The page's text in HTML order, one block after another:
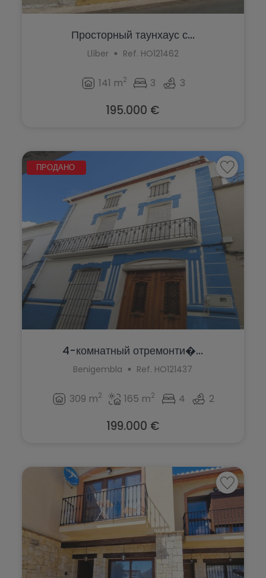
Просторный таунхаус с...
Llíber Ref. HO121462
141 m2 3 3
195.000 €
ПРОДАНО
4-комнатный отремонти�...
Benigembla Ref. HO121437
309 m2 165 m2 4 2
199.000 €